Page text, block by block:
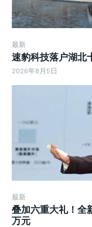
最新
速豹科技落户湖北
2026年8月5日
最新
叠加六重大礼！全
万元